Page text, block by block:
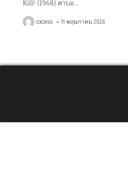
Kill! (1968) ดาบอ…
coconus 11 พฤษภาคม 2026